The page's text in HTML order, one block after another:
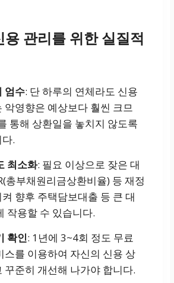
관리를 위한 실질적
엄수: 단 하루의 연체라도 신용
악영향은 예상보다 훨씬 크므
통해 상환일을 놓치지 않도록
.
최소화: 필요 이상으로 잦은 대
총부채원리금상환비율) 등 재정
향후 주택담보대출 등 큰 대
작용할 수 있습니다.
확인: 1년에 3~4회 정도 무료
스를 이용하여 자신의 신용 상
꾸준히 개선해 나가야 합니다.